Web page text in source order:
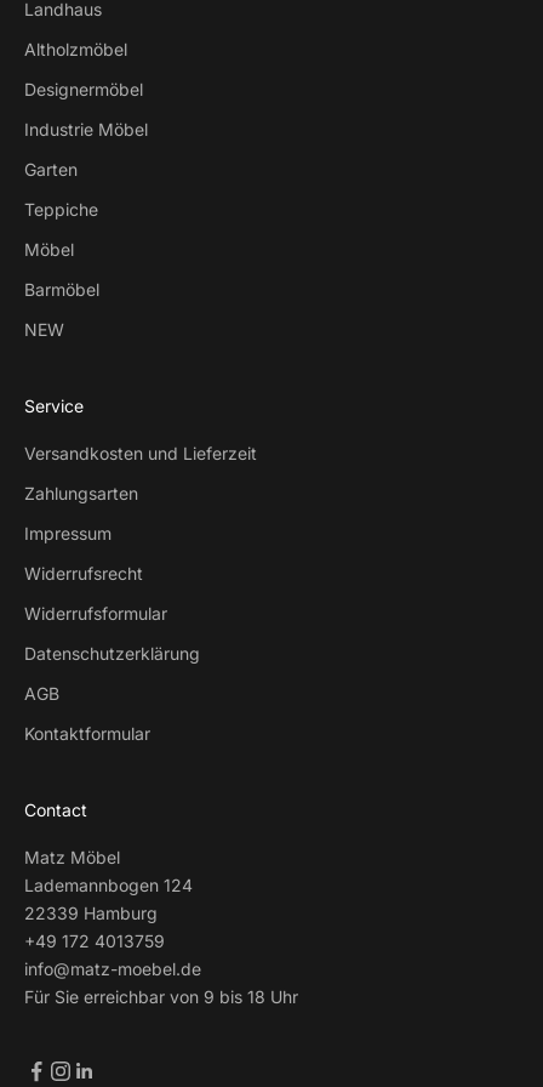
Landhaus
Altholzmöbel
Designermöbel
Industrie Möbel
Garten
Teppiche
Möbel
Barmöbel
NEW
Service
Versandkosten und Lieferzeit
Zahlungsarten
Impressum
Widerrufsrecht
Widerrufsformular
Datenschutzerklärung
AGB
Kontaktformular
Contact
Matz Möbel
Lademannbogen 124
22339 Hamburg
+49 172 4013759
info@matz-moebel.de
Für Sie erreichbar von 9 bis 18 Uhr